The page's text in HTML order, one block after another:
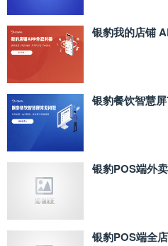
银豹我的店铺
银豹餐饮智慧
银豹POS端外
银豹POS端全